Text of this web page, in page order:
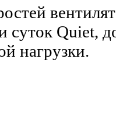
суток Quiet,
нагрузки.